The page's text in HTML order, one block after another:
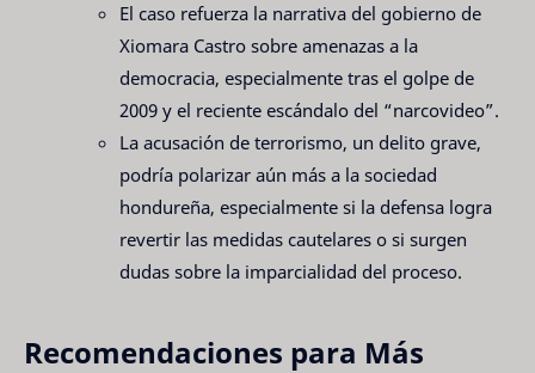
El caso refuerza la narrativa del gobierno de
Xiomara Castro sobre amenazas a la
democracia, especialmente tras el golpe de
2009 y el reciente escándalo del “narcovideo”.
La acusación de terrorismo, un delito grave,
podría polarizar aún más a la sociedad
hondureña, especialmente si la defensa logra
revertir las medidas cautelares o si surgen
dudas sobre la imparcialidad del proceso.
Recomendaciones para Más